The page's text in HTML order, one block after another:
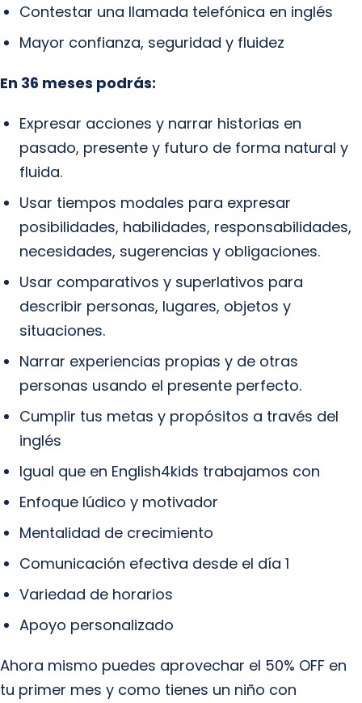
Contestar una llamada telefónica en inglés
Mayor confianza, seguridad y fluidez
En 36 meses podrás:
Expresar acciones y narrar historias en
pasado, presente y futuro de forma natural y
fluida.
Usar tiempos modales para expresar
posibilidades, habilidades, responsabilidades,
necesidades, sugerencias y obligaciones.
Usar comparativos y superlativos para
describir personas, lugares, objetos y
situaciones.
Narrar experiencias propias y de otras
personas usando el presente perfecto.
Cumplir tus metas y propósitos a través del
inglés
Igual que en English4kids trabajamos con
Enfoque lúdico y motivador
Mentalidad de crecimiento
Comunicación efectiva desde el día 1
Variedad de horarios
Apoyo personalizado
Ahora mismo puedes aprovechar el 50% OFF en
tu primer mes y como tienes un niño con